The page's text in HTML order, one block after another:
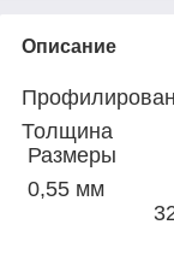
Описание
0,55